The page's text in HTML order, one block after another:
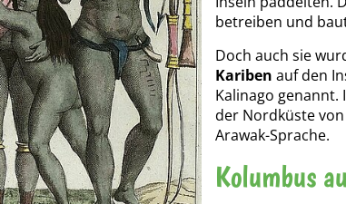
betreiben und
Doch auch sie
Kariben auf den
Kalinago genannt.
der Nordküste
Arawak-Sprache.
Kolumbus